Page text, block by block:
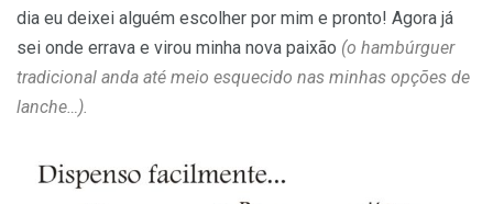
dia eu deixei alguém escolher por mim e pronto! Agora já
sei onde errava e virou minha nova paixão (o hambúrguer
tradicional anda até meio esquecido nas minhas opções de
lanche…).